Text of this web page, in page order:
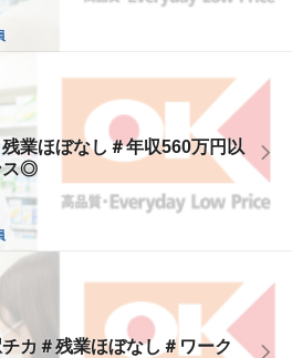
業ほぼなし＃年収560万円以
ス◎
カ＃残業ほぼなし＃ワーク